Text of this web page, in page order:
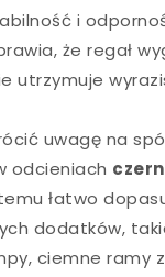
i
że regał
utrzymuje
uwagę na
odcieniach
łatwo
dodatków,
ciemne ramy